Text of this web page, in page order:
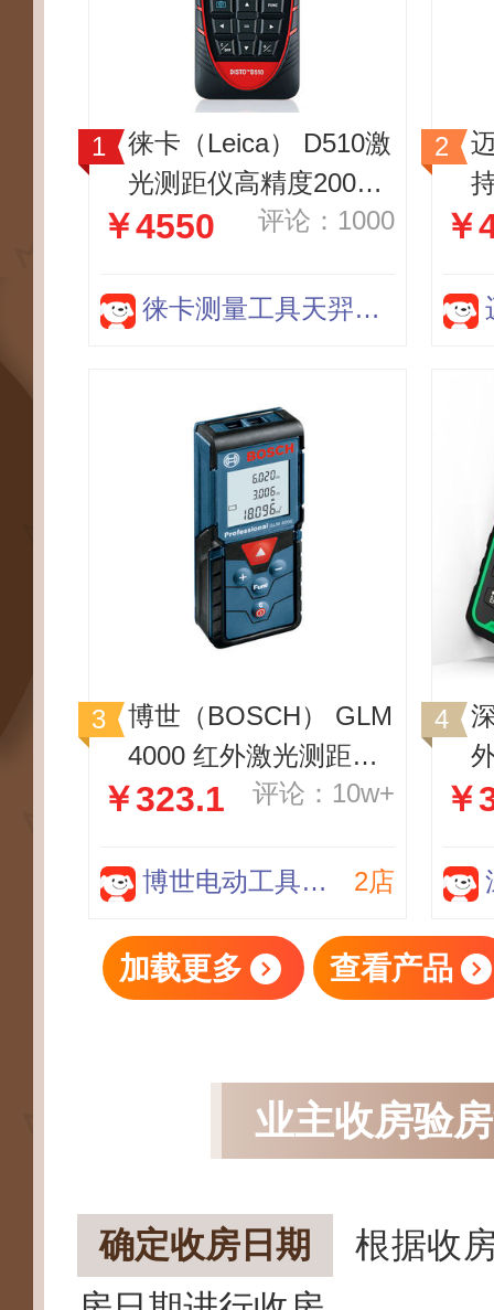
徕卡（Leica） D510激
光测距仪高精度200米
室外红外线电子尺蓝牙
配（室外款200米）
￥4550 评论：1000
徕卡测量工具天羿专卖店
￥
博世（BOSCH） GLM
4000 红外激光测距仪
电子尺红外线距离测量
4000 【40 米】
￥323.1 评论：10w+
博世电动工具自营旗舰店 2店
￥
加载更多 查看产品
业主收房验
确定收房日期
根据收